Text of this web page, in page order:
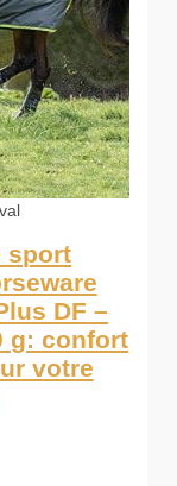
sport
DF –
g: confort
votre